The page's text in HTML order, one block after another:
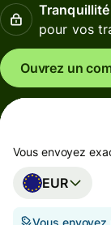
pour vos
Ouvrez un
Vous envoyez
EUR
Vous envoyez